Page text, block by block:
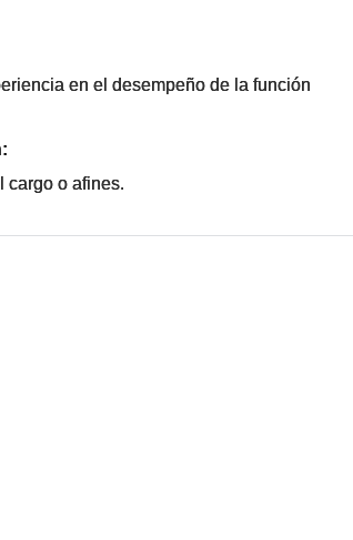
en el desempeño de la función
cargo o afines.